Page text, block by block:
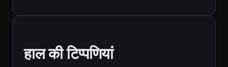
हाल की टिप्पणियां